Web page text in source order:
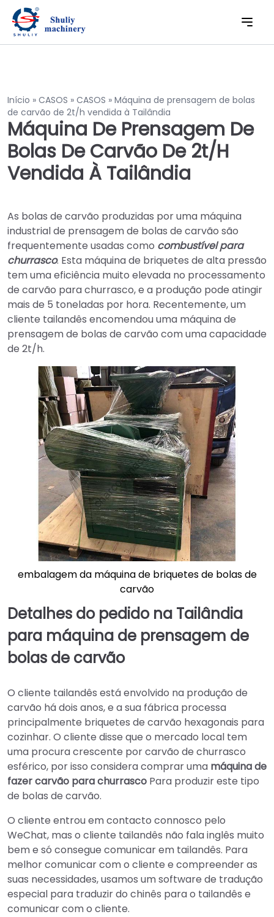
Início » CASOS » CASOS » Máquina de prensagem de bolas
de carvão de 2t/h vendida à Tailândia
Máquina De Prensagem De
Bolas De Carvão De 2t/h
Vendida À Tailândia
As bolas de carvão produzidas por uma máquina
industrial de prensagem de bolas de carvão são
frequentemente usadas como combustível para
churrasco. Esta máquina de briquetes de alta pressão
tem uma eficiência muito elevada no processamento
de carvão para churrasco, e a produção pode atingir
mais de 5 toneladas por hora. Recentemente, um
cliente tailandês encomendou uma máquina de
prensagem de bolas de carvão com uma capacidade
de 2t/h.
embalagem da máquina de briquetes de bolas de
carvão
Detalhes do pedido na Tailândia
para máquina de prensagem de
bolas de carvão
O cliente tailandês está envolvido na produção de
carvão há dois anos, e a sua fábrica processa
principalmente briquetes de carvão hexagonais para
cozinhar. O cliente disse que o mercado local tem
uma procura crescente por carvão de churrasco
esférico, por isso considera comprar uma máquina de
fazer carvão para churrasco Para produzir este tipo
de bolas de carvão.
O cliente entrou em contacto connosco pelo
WeChat, mas o cliente tailandês não fala inglês muito
bem e só consegue comunicar em tailandês. Para
melhor comunicar com o cliente e compreender as
suas necessidades, usamos um software de tradução
especial para traduzir do chinês para o tailandês e
comunicar com o cliente.